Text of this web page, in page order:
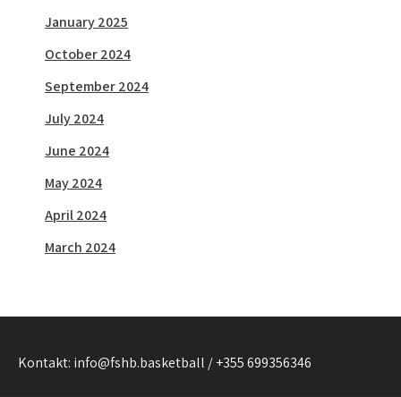
January 2025
October 2024
September 2024
July 2024
June 2024
May 2024
April 2024
March 2024
Kontakt: info@fshb.basketball / +355 699356346